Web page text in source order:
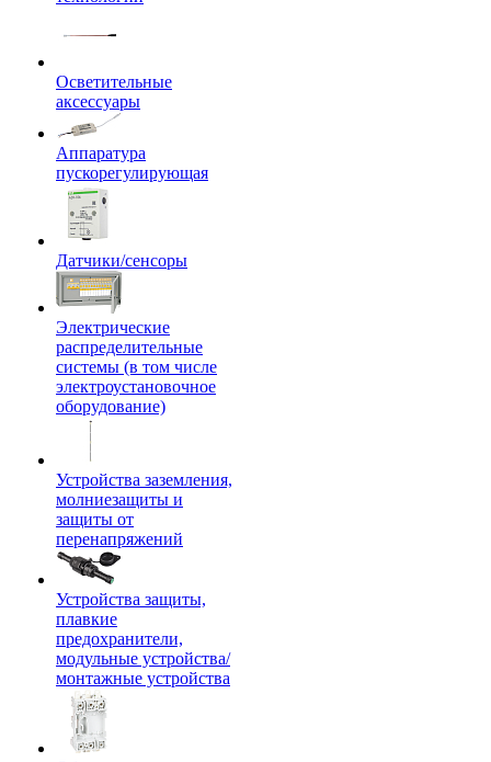
Осветительные
аксессуары
Аппаратура
пускорегулирующая
Датчики/сенсоры
Электрические
распределительные
системы (в том числе
электроустановочное
оборудование)
Устройства заземления,
молниезащиты и
защиты от
перенапряжений
Устройства защиты,
плавкие
предохранители,
модульные устройства/
монтажные устройства